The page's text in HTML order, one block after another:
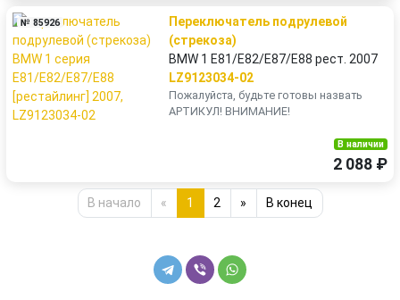
№ 85926
Переключатель подрулевой
(стрекоза)
BMW 1 E81/E82/E87/E88 рест. 2007
LZ9123034-02
Пожалуйста, будьте готовы назвать
АРТИКУЛ! ВНИМАНИЕ!
В наличии
2 088 ₽
В начало « 1 2 » В конец